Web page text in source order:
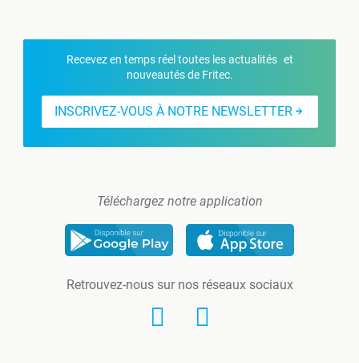
Recevez en temps réel toutes les actualités et
nouveautés de Fritec.
INSCRIVEZ-VOUS À NOTRE NEWSLETTER
Téléchargez notre application
Retrouvez-nous sur nos réseaux sociaux